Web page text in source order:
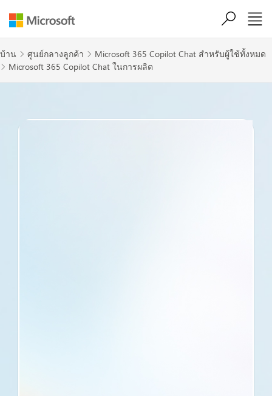
บ้าน  ศูนย์กลางลูกค้า  Microsoft 365 Copilot Chat สำหรับผู้ใช้ทั้งหมด
 Microsoft 365 Copilot Chat ในการผลิต